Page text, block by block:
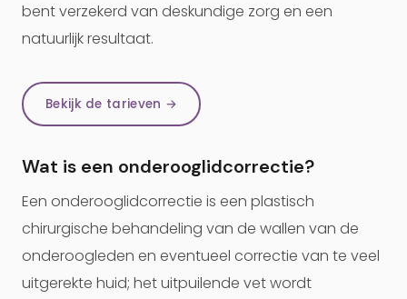
bent verzekerd van deskundige zorg en een
natuurlijk resultaat.
Bekijk de tarieven →
Wat is een onderooglidcorrectie?
Een onderooglidcorrectie is een plastisch
chirurgische behandeling van de wallen van de
onderoogleden en eventueel correctie van te veel
uitgerekte huid; het uitpuilende vet wordt